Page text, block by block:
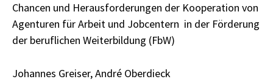
Chancen und Herausforderungen der Kooperation von
Agenturen für Arbeit und Jobcentern in der Förderung
der beruflichen Weiterbildung (FbW)
Johannes Greiser, André Oberdieck